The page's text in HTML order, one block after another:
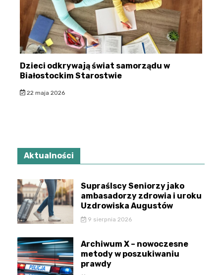
Dzieci odkrywają świat samorządu w
Białostockim Starostwie
22 maja 2026
Aktualności
Supraślscy Seniorzy jako
ambasadorzy zdrowia i uroku
Uzdrowiska Augustów
9 sierpnia 2026
Archiwum X – nowoczesne
metody w poszukiwaniu
prawdy